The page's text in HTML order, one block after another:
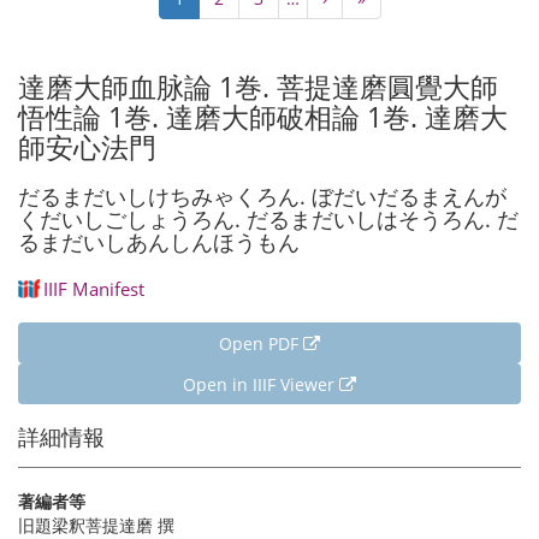
page
pagepage
達磨大師血脉論 1巻. 菩提達磨圓覺大師
悟性論 1巻. 達磨大師破相論 1巻. 達磨大
師安心法門
だるまだいしけちみゃくろん. ぼだいだるまえんが
くだいしごしょうろん. だるまだいしはそうろん. だ
るまだいしあんしんほうもん
IIIF Manifest
Open PDF
Open in IIIF Viewer
詳細情報
著編者等
旧題梁釈菩提達磨 撰